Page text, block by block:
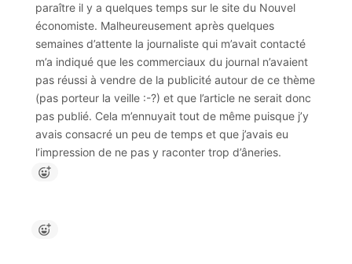
paraître il y a quelques temps sur le site du Nouvel
économiste. Malheureusement après quelques
semaines d’attente la journaliste qui m’avait contacté
m’a indiqué que les commerciaux du journal n’avaient
pas réussi à vendre de la publicité autour de ce thème
(pas porteur la veille :-?) et que l’article ne serait donc
pas publié. Cela m’ennuyait tout de même puisque j’y
avais consacré un peu de temps et que j’avais eu
l’impression de ne pas y raconter trop d’âneries.